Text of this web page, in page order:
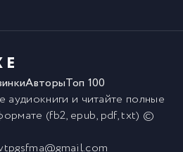
АвторыТоп 100
аудиокниги и читайте полные
(fb2, epub, pdf, txt) ©